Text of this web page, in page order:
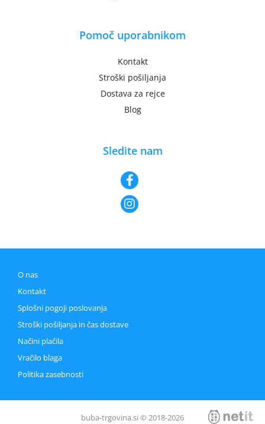
Pomoč uporabnikom
Kontakt
Stroški pošiljanja
Dostava za rejce
Blog
Sledite nam
O nas
Kontakt
Splošni pogoji poslovanja
Stroški pošiljanja in čas dostave
Načini plačila
Vračilo blaga
Politika zasebnosti
buba-trgovina.si © 2018-2026